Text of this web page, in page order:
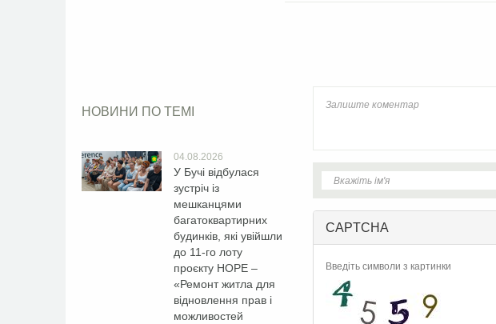
НОВИНИ ПО ТЕМІ
04.08.2026
У Бучі відбулася
зустріч із
мешканцями
багатоквартирних
будинків, які увійшли
до 11-го лоту
проєкту HOPE –
«Ремонт житла для
відновлення прав і
можливостей
CAPTCHA
Введіть символи з картинки